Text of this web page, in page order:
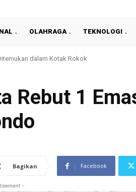
OLAHRAGA TEKNOLOGI
Perkuat Profesionalisme
Rebut 1
Bagikan Facebook
-